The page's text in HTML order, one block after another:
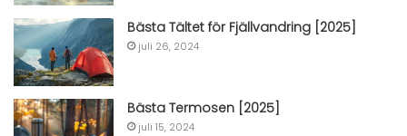
Bästa Tältet för Fjällvandring [2025]
juli 26, 2024
Bästa Termosen [2025]
juli 15, 2024